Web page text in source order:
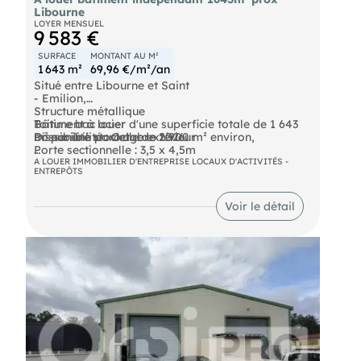
Libourne
LOYER MENSUEL
9 583 €
SURFACE
1 643 m²
MONTANT AU M²
69,96 €/m²/an
Situé entre Libourne et Saint
- Emilion,
Bâtiment à louer d'une superficie totale de 1 643
m² sur une parcelle de 2 900 m² environ,
Prestations :
Structure métallique
Toiture bac acier
Possibilité stockage extérieur
Porte sectionnelle : 3,5 x 4,5m
HSP : 7,50 m
2 accès sur le site
Disponibilité : Octobre 2026
Pour tout complément d'information, contactez-
nous.
Les informations sur les risques auxquels ce bien
est exposé sont disponibles sur le site Géorisques :
A LOUER IMMOBILIER D'ENTREPRISE LOCAUX D'ACTIVITÉS -
ENTREPÔTS
Voir le détail